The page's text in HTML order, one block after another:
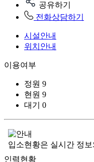
공유하기
전화상담하기
시설안내
위치안내
이용여부
정원 9
현원 9
대기
0
입소현황은 실시간 정
인력현황